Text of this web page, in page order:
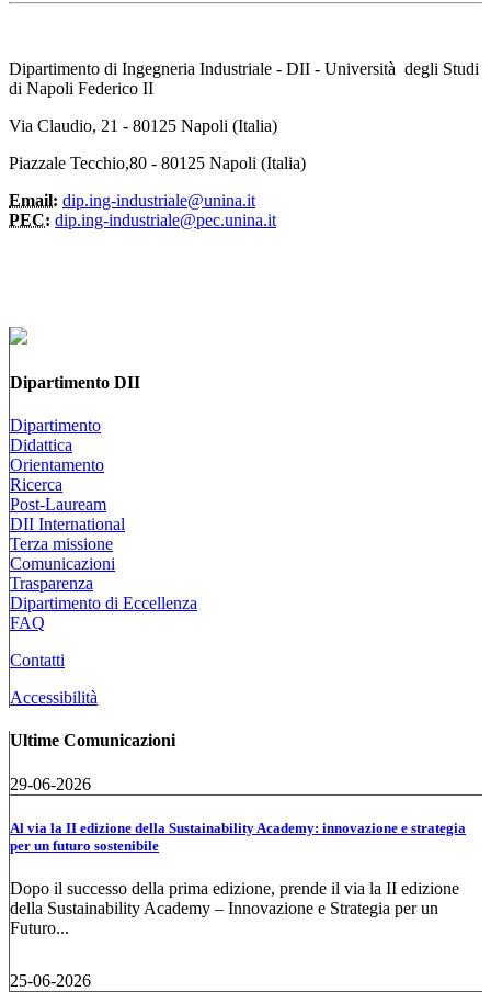
Dipartimento di Ingegneria Industriale - DII - Università degli Studi
di Napoli Federico II
Via Claudio, 21 - 80125 Napoli (Italia)
Piazzale Tecchio,80 - 80125 Napoli (Italia)
Email: dip.ing-industriale@unina.it
PEC: dip.ing-industriale@pec.unina.it
Dipartimento DII
Dipartimento
Didattica
Orientamento
Ricerca
Post-Lauream
DII International
Terza missione
Comunicazioni
Trasparenza
Dipartimento di Eccellenza
FAQ
Contatti
Accessibilità
Ultime Comunicazioni
29-06-2026
Al via la II edizione della Sustainability Academy: innovazione e strategia
per un futuro sostenibile
Dopo il successo della prima edizione, prende il via la II edizione
della Sustainability Academy – Innovazione e Strategia per un
Futuro...
25-06-2026